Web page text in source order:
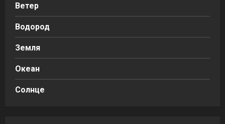
Ветер
Водород
Земля
Океан
Солнце